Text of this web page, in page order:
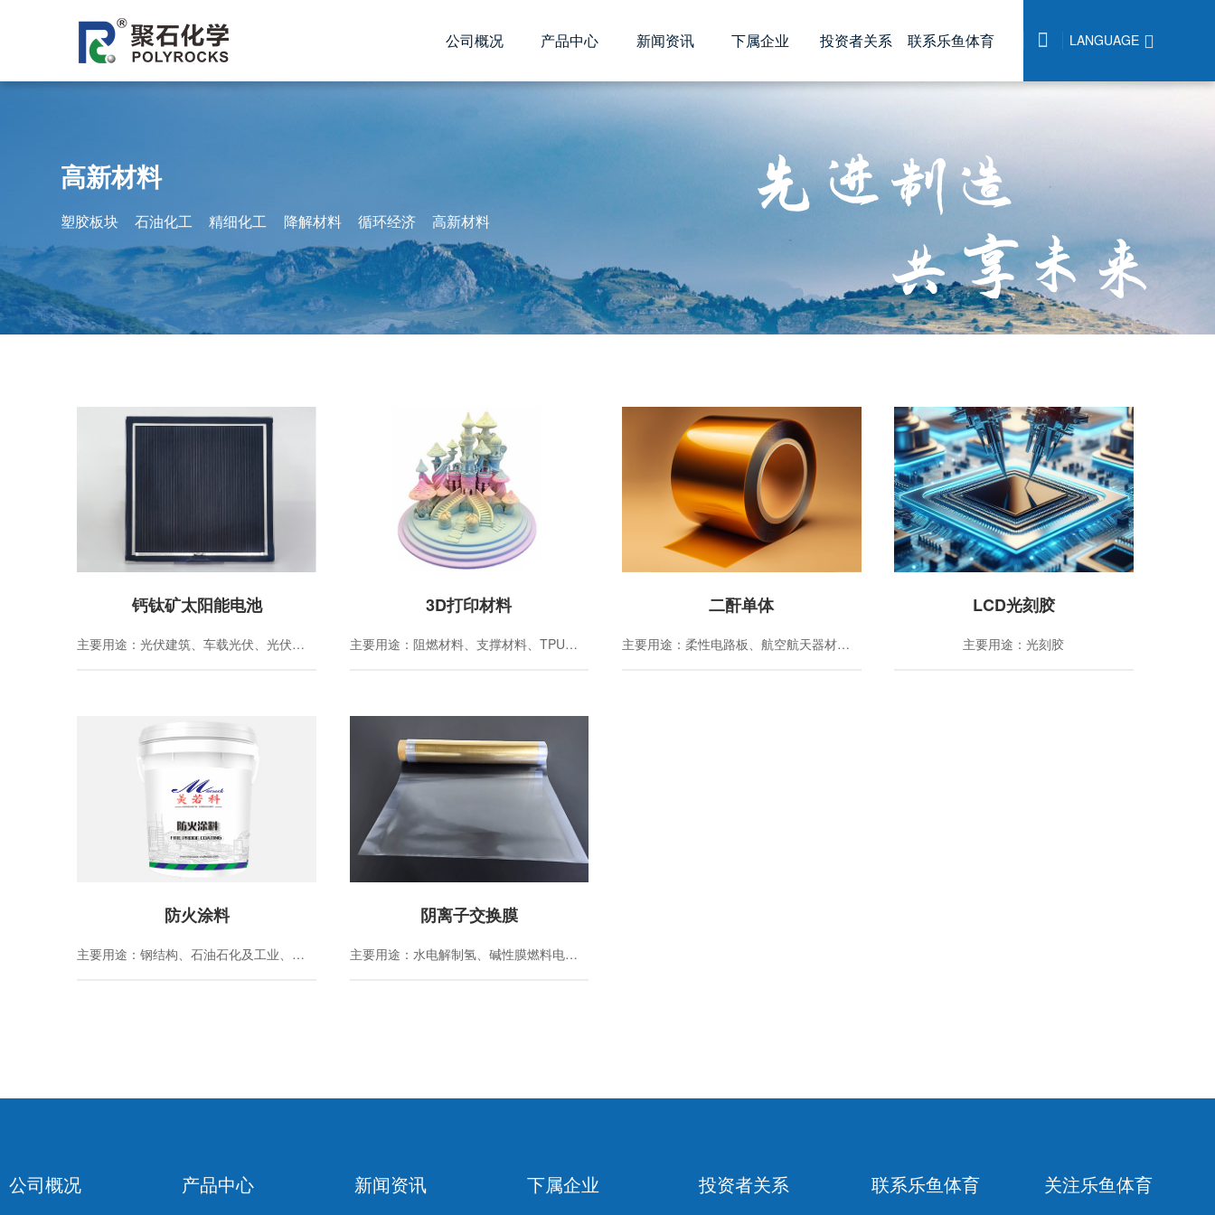
 LANGUAGE 
公司概况
核心优势 董事长致辞
产品中心
精细化工 降解材料
新闻资讯
聚石新闻 媒体聚焦
下属企业 投资者关系 联系乐鱼体育
高新材料
塑胶板块 石油化工 精细化工 降解材料 循环经济 高新材料
钙钛矿太阳能电池
主要用途：光伏建筑、车载光伏、光伏大棚
3D打印材料
主要用途：阻燃材料、支撑材料、TPU材料、PETG材料、PLA材料
二酐单体
主要用途：柔性电路板、航空航天器材、液晶配向膜、CPI盖板
LCD光刻胶
主要用途：光刻胶
防火涂料
主要用途：钢结构、石油石化及工业、建筑物
阴离子交换膜
主要用途：水电解制氢、碱性膜燃料电池、液流电池、电化学合成氨等电化学能量转换装置以及水净化技术的高性能隔膜材料
公司概况 产品中心 新闻资讯 下属企业 投资者关系 联系乐鱼体育 关注乐鱼体育